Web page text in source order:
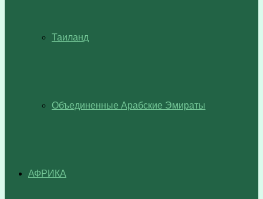
Таиланд
Объединенные Арабские Эмираты
АФРИКА